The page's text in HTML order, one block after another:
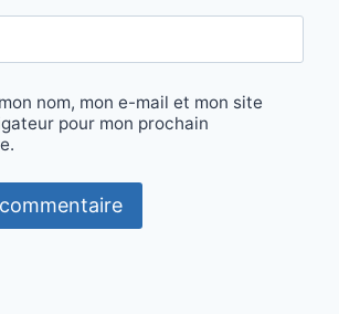
nom, mon e-mail et mon site
pour mon prochain